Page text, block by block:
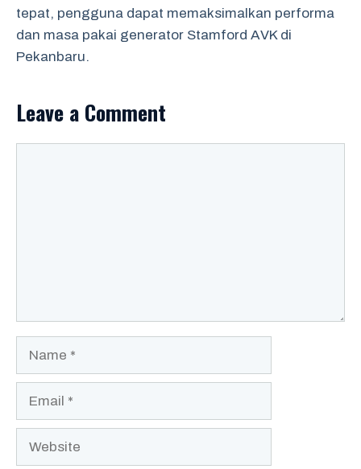
tepat, pengguna dapat memaksimalkan performa
dan masa pakai generator Stamford AVK di
Pekanbaru.
Leave a Comment
Website